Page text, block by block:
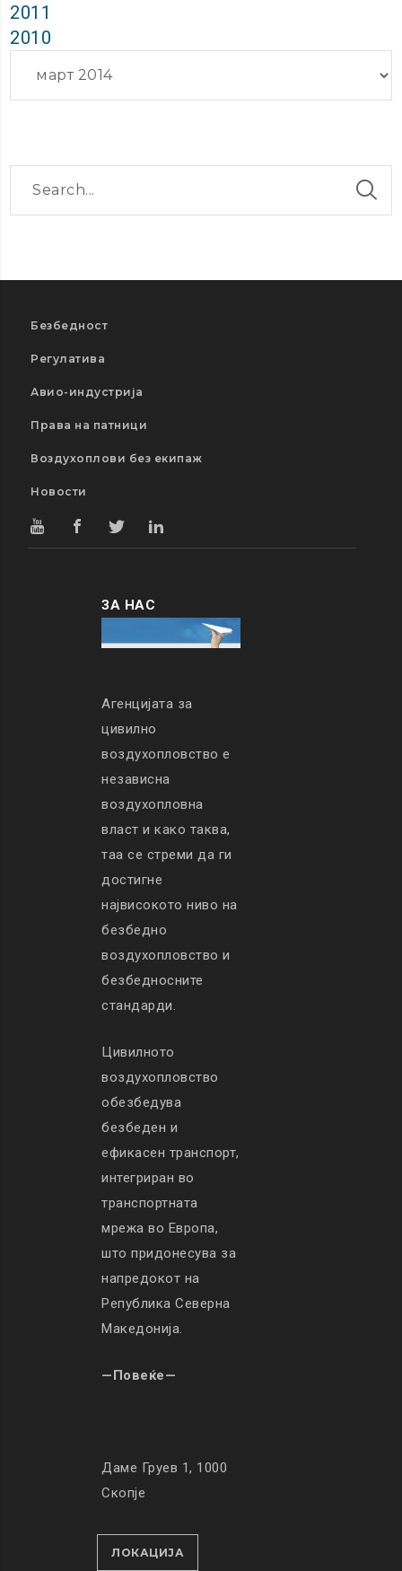
2011
2010
Безбедност
Регулатива
Авио-индустрија
Права на патници
Воздухоплови без екипаж
Новости
ЗА НАС
Агенцијата за
цивилно
воздухопловство е
независна
воздухопловна
власт и како таква,
таа се стреми да ги
достигне
највисокото ниво на
безбедно
воздухопловство и
безбедносните
стандарди.
Цивилното
воздухопловство
обезбедува
безбеден и
ефикасен транспорт,
интегриран во
транспортната
мрежа во Европа,
што придонесува за
напредокот на
Република Северна
Македонија.
—Повеќе—
Даме Груев 1, 1000
Скопје
ЛОКАЦИЈА